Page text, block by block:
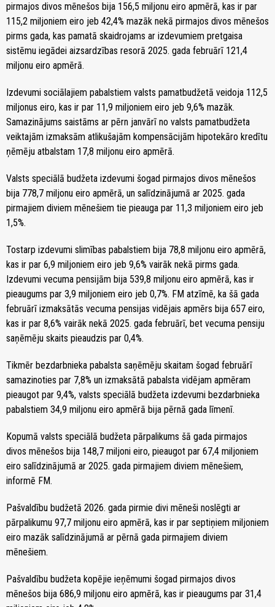
pirmajos divos mēnešos bija 156,5 miljonu eiro apmērā, kas ir par
115,2 miljoniem eiro jeb 42,4% mazāk nekā pirmajos divos mēnešos
pirms gada, kas pamatā skaidrojams ar izdevumiem pretgaisa
sistēmu iegādei aizsardzības resorā 2025. gada februārī 121,4
miljonu eiro apmērā.
Izdevumi sociālajiem pabalstiem valsts pamatbudžetā veidoja 112,5
miljonus eiro, kas ir par 11,9 miljoniem eiro jeb 9,6% mazāk.
Samazinājums saistāms ar pērn janvārī no valsts pamatbudžeta
veiktajām izmaksām atlikušajām kompensācijām hipotekāro kredītu
ņēmēju atbalstam 17,8 miljonu eiro apmērā.
Valsts speciālā budžeta izdevumi šogad pirmajos divos mēnešos
bija 778,7 miljonu eiro apmērā, un salīdzinājumā ar 2025. gada
pirmajiem diviem mēnešiem tie pieauga par 11,3 miljoniem eiro jeb
1,5%.
Tostarp izdevumi slimības pabalstiem bija 78,8 miljonu eiro apmērā,
kas ir par 6,9 miljoniem eiro jeb 9,6% vairāk nekā pirms gada.
Izdevumi vecuma pensijām bija 539,8 miljonu eiro apmērā, kas ir
pieaugums par 3,9 miljoniem eiro jeb 0,7%. FM atzīmē, ka šā gada
februārī izmaksātās vecuma pensijas vidējais apmērs bija 657 eiro,
kas ir par 8,6% vairāk nekā 2025. gada februārī, bet vecuma pensiju
saņēmēju skaits pieaudzis par 0,4%.
Tikmēr bezdarbnieka pabalsta saņēmēju skaitam šogad februārī
samazinoties par 7,8% un izmaksātā pabalsta vidējam apmēram
pieaugot par 9,4%, valsts speciālā budžeta izdevumi bezdarbnieka
pabalstiem 34,9 miljonu eiro apmērā bija pērnā gada līmenī.
Kopumā valsts speciālā budžeta pārpalikums šā gada pirmajos
divos mēnešos bija 148,7 miljoni eiro, pieaugot par 67,4 miljoniem
eiro salīdzinājumā ar 2025. gada pirmajiem diviem mēnešiem,
informē FM.
Pašvaldību budžetā 2026. gada pirmie divi mēneši noslēgti ar
pārpalikumu 97,7 miljonu eiro apmērā, kas ir par septiņiem miljoniem
eiro mazāk salīdzinājumā ar pērnā gada pirmajiem diviem
mēnešiem.
Pašvaldību budžeta kopējie ieņēmumi šogad pirmajos divos
mēnešos bija 686,9 miljonu eiro apmērā, kas ir pieaugums par 31,4